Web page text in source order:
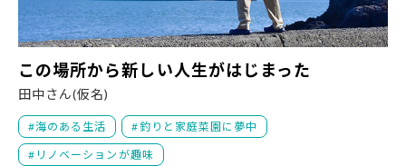
この場所から新しい人生がはじまった
田中さん(仮名)
海のある生活 釣りと家庭菜園に夢中
リノベーションが趣味